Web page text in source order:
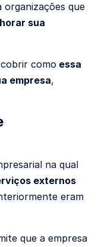
que
sua
como essa
empresa,
na qual
externos
eram
que a empresa